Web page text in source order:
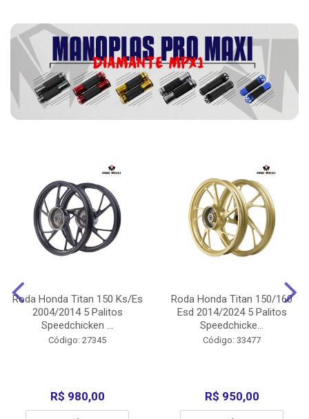
Roda Honda Titan 150 Ks/Es
2004/2014 5 Palitos
Speedchicken ...
Código: 27345
R$ 980,00
Roda Honda Titan 150/160
Esd 2014/2024 5 Palitos
Speedchicke...
Código: 33477
R$ 950,00